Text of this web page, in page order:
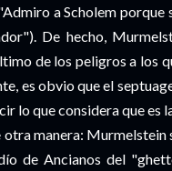
a Scholem porque
De hecho,
de los peligros a los
es obvio que el
lo que considera que es
otra manera:
de Ancianos del